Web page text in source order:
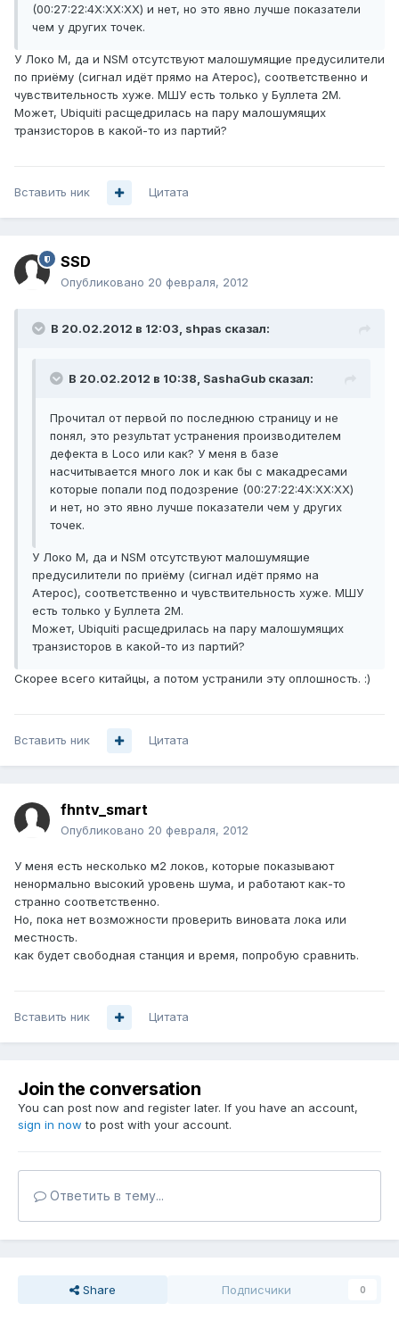
(00:27:22:4X:XX:XX) и нет, но это явно лучше показатели
чем у других точек.
У Локо М, да и NSM отсутствуют малошумящие предусилители
по приёму (сигнал идёт прямо на Атерос), соответственно и
чувствительность хуже. МШУ есть только у Буллета 2М.
Может, Ubiquiti расщедрилась на пару малошумящих
транзисторов в какой-то из партий?
Вставить ник Цитата
SSD
Опубликовано 20 февраля, 2012
В 20.02.2012 в 12:03, shpas сказал:
В 20.02.2012 в 10:38, SashaGub сказал:
Прочитал от первой по последнюю страницу и не
понял, это результат устранения производителем
дефекта в Loco или как? У меня в базе
насчитывается много лок и как бы с макадресами
которые попали под подозрение (00:27:22:4X:XX:XX)
и нет, но это явно лучше показатели чем у других
точек.
У Локо М, да и NSM отсутствуют малошумящие
предусилители по приёму (сигнал идёт прямо на
Атерос), соответственно и чувствительность хуже. МШУ
есть только у Буллета 2М.
Может, Ubiquiti расщедрилась на пару малошумящих
транзисторов в какой-то из партий?
Скорее всего китайцы, а потом устранили эту оплошность. :)
Вставить ник Цитата
fhntv_smart
Опубликовано 20 февраля, 2012
У меня есть несколько м2 локов, которые показывают
ненормально высокий уровень шума, и работают как-то
странно соответственно.
Но, пока нет возможности проверить виновата лока или
местность.
как будет свободная станция и время, попробую сравнить.
Вставить ник Цитата
Join the conversation
You can post now and register later. If you have an account,
sign in now to post with your account.
Ответить в тему...
Share Подписчики 0